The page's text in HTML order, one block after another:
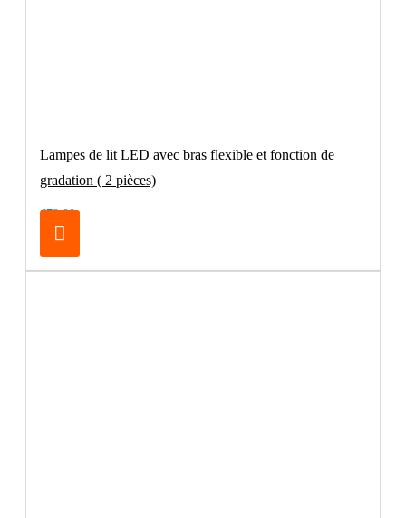
Lampes de lit LED avec bras flexible et fonction de
gradation ( 2 pièces)
€79.00